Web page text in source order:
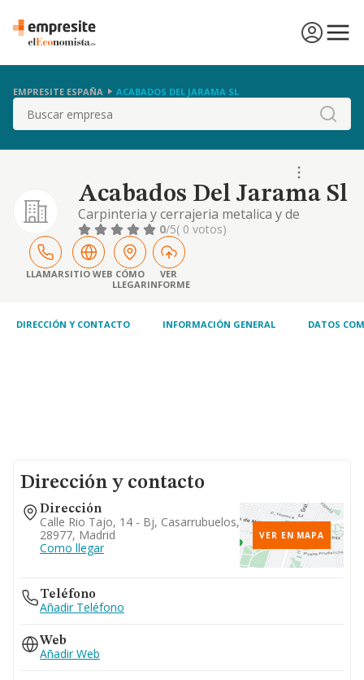
EMPRESITE ESPAÑA ACABADOS DEL JARAMA SL
Buscar
Acabados Del Jarama Sl
Carpinteria y cerrajeria metalica y de
madera, compraventa y comercializacion por
cuenta propia o de terceros de toda clase de
elementos de carpinteria y cerrajeria,
compraventa y construccion de inmuebles.
0/5( 0 votos)
LLAMARSITIO WEB CÓMO
LLEGAR
VER
INFORME
DIRECCIÓN Y CONTACTO INFORMACIÓN GENERAL DATOS
Dirección y contacto
Dirección
Calle Rio Tajo, 14 - Bj, Casarrubuelos,
28977, Madrid
Como llegar
VER EN MAPA
Teléfono
Añadir Teléfono
Web
Añadir Web